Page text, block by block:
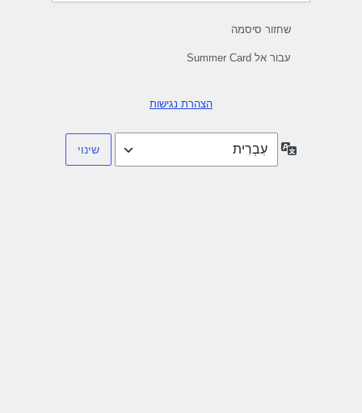
שחזור סיסמה
עבור אל Summer Card
הצהרת נגישות
שפה